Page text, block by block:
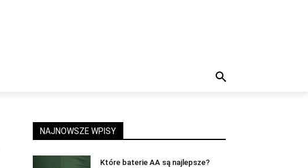
NAJNOWSZE WPISY
Które baterie AA są najlepsze?